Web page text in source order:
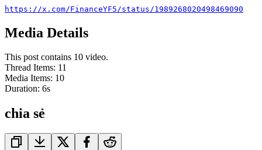
https://x.com/FinanceYF5/status/1989268020498469090
Media Details
This post contains 10 video.
Thread Items: 11
Media Items: 10
Duration: 6s
chia sẻ